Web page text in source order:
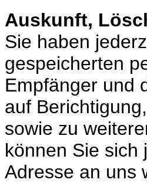
Auskunft,
Sie haben
gespeicherten
Empfänger und
auf
sowie zu
können Sie sich
Adresse an uns